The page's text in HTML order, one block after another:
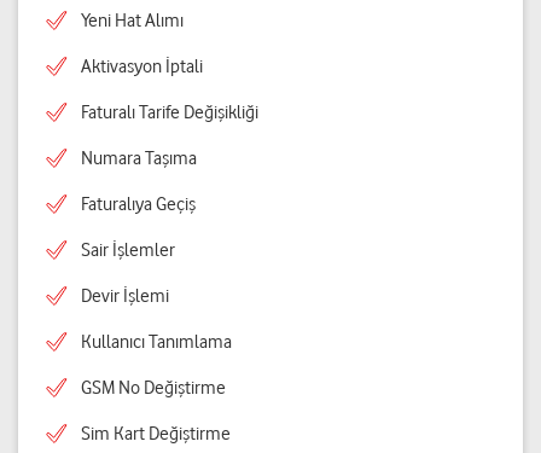
Yeni Hat Alımı
Aktivasyon İptali
Faturalı Tarife Değişikliği
Numara Taşıma
Faturalıya Geçiş
Sair İşlemler
Devir İşlemi
Kullanıcı Tanımlama
GSM No Değiştirme
Sim Kart Değiştirme